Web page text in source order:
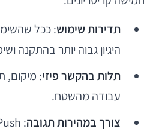
תדירות שימוש: ככל
היגיון גבוה יותר בהתקנה
תלות בהקשר פיזי: מיקום,
עבודה מהשטח.
צורך במהירות תגובה